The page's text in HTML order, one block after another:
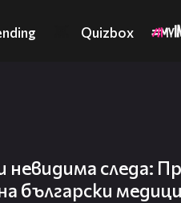
Quizbox
следа:
български медици